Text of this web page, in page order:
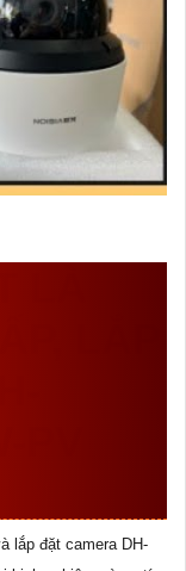
lắp đặt camera DH-